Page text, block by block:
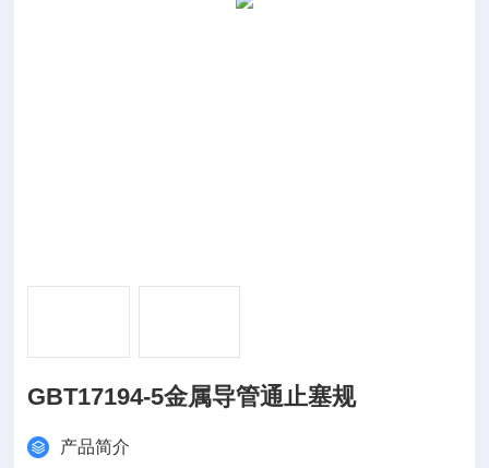
GBT17194-5金属导管通止塞规
产品简介